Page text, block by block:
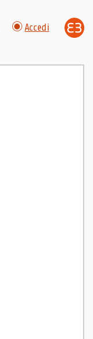
Accedi